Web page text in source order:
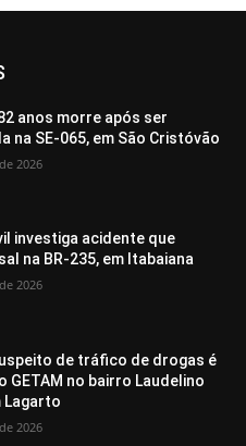
anos morre após ser
na SE-065, em São Cristóvão
2026
investiga acidente que
na BR-235, em Itabaiana
2026
de tráfico de drogas é
GETAM no bairro Laudelino
Lagarto
2026